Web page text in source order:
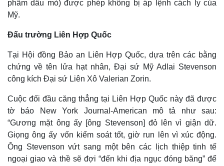
Thế giới
Multimedia
phẩm dầu mỏ) được phép không bị áp lệnh cách ly của
Mỹ.
Đấu trường Liên Hợp Quốc
Tại Hội đồng Bảo an Liên Hợp Quốc, dựa trên các bằng
chứng về tên lửa hạt nhân, Đại sứ Mỹ Adlai Stevenson
công kích Đại sứ Liên Xô Valerian Zorin.
Cuộc đối đầu căng thẳng tại Liên Hợp Quốc này đã được
tờ báo New York Journal-American mô tả như sau:
“Gương mặt ông ấy [ông Stevenson] đỏ lên vì giận dữ.
Giọng ông ấy vốn kiểm soát tốt, giờ run lên vì xúc động.
Ông Stevenson vứt sang một bên các lịch thiệp tinh tế
ngoại giao và thề sẽ đợi “đến khi địa ngục đóng băng” để